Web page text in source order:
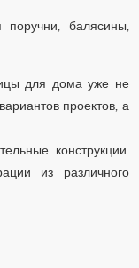
поручни, балясины,
для дома уже не
проектов, а
конструкции.
из различного